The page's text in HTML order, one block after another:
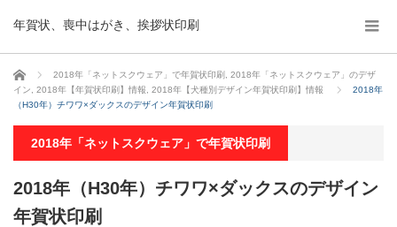
年賀状、喪中はがき、挨拶状印刷
ホーム 2018年「ネットスクウェア」で年賀状印刷
2018年「ネットスクウェア」のデザ
イン
2018年【年賀状印刷】情報 2018年【犬種別デザイン年賀状印刷】情報
2018年
（H30年）チワワ×ダックスのデザイン年賀状印刷
2018年「ネットスクウェア」で年賀状印刷
2018年（H30年）チワワ×ダックスのデザイン
年賀状印刷